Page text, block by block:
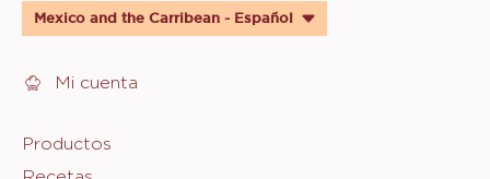
quick
links
Mexico and the Carribean - Español
Mi cuenta
Footer
Productos